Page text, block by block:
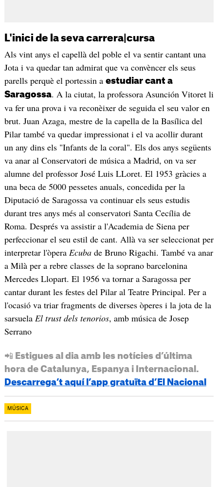
L'inici de la seva carrera|cursa
Als vint anys el capellà del poble el va sentir cantant una
Jota i va quedar tan admirat que va convèncer els seus
parells perquè el portessin a estudiar cant a
Saragossa. A la ciutat, la professora Asunción Vitoret li
va fer una prova i va reconèixer de seguida el seu valor en
brut. Juan Azaga, mestre de la capella de la Basílica del
Pilar també va quedar impressionat i el va acollir durant
un any dins els "Infants de la coral". Els dos anys següents
va anar al Conservatori de música a Madrid, on va ser
alumne del professor José Luis LLoret. El 1953 gràcies a
una beca de 5000 pessetes anuals, concedida per la
Diputació de Saragossa va continuar els seus estudis
durant tres anys més al conservatori Santa Cecília de
Roma. Després va assistir a l'Academia de Siena per
perfeccionar el seu estil de cant. Allà va ser seleccionat per
interpretar l'òpera Ecubade Bruno Rigachi. També va anar
a Milà per a rebre classes de la soprano barcelonina
Mercedes Llopart. El 1956 va tornar a Saragossa per
cantar durant les festes del Pilar al Teatre Principal. Per a
l'ocasió va triar fragments de diverses òperes i la jota de la
sarsuela El trust dels tenorios, amb música de Josep
Serrano
📲 Estigues al dia amb les notícies d’última
hora de Catalunya, Espanya i Internacional.
Descarrega’t aquí l’app gratuïta d’El Nacional
MÚSICA